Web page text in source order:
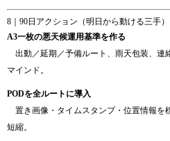
8｜90日アクション（明日から動ける三手）
A3一枚の悪天候運用基準を作る
出動／延期／予備ルート、雨天包装、連
マインド。
PODを全ルートに導入
置き画像・タイムスタンプ・位置情報を
短縮。